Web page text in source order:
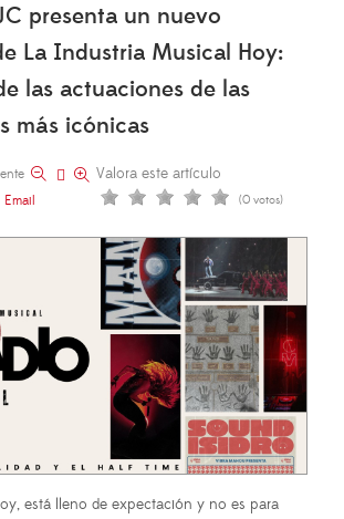
presenta un nuevo
La Industria Musical Hoy:
las actuaciones de las
más icónicas
Email
Valora este artículo
(0 votos)
está lleno de expectación y no es para